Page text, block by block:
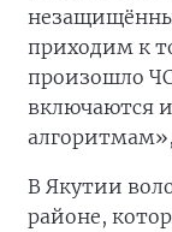
приходим к
произошло
включаются
В Якутии
районе,